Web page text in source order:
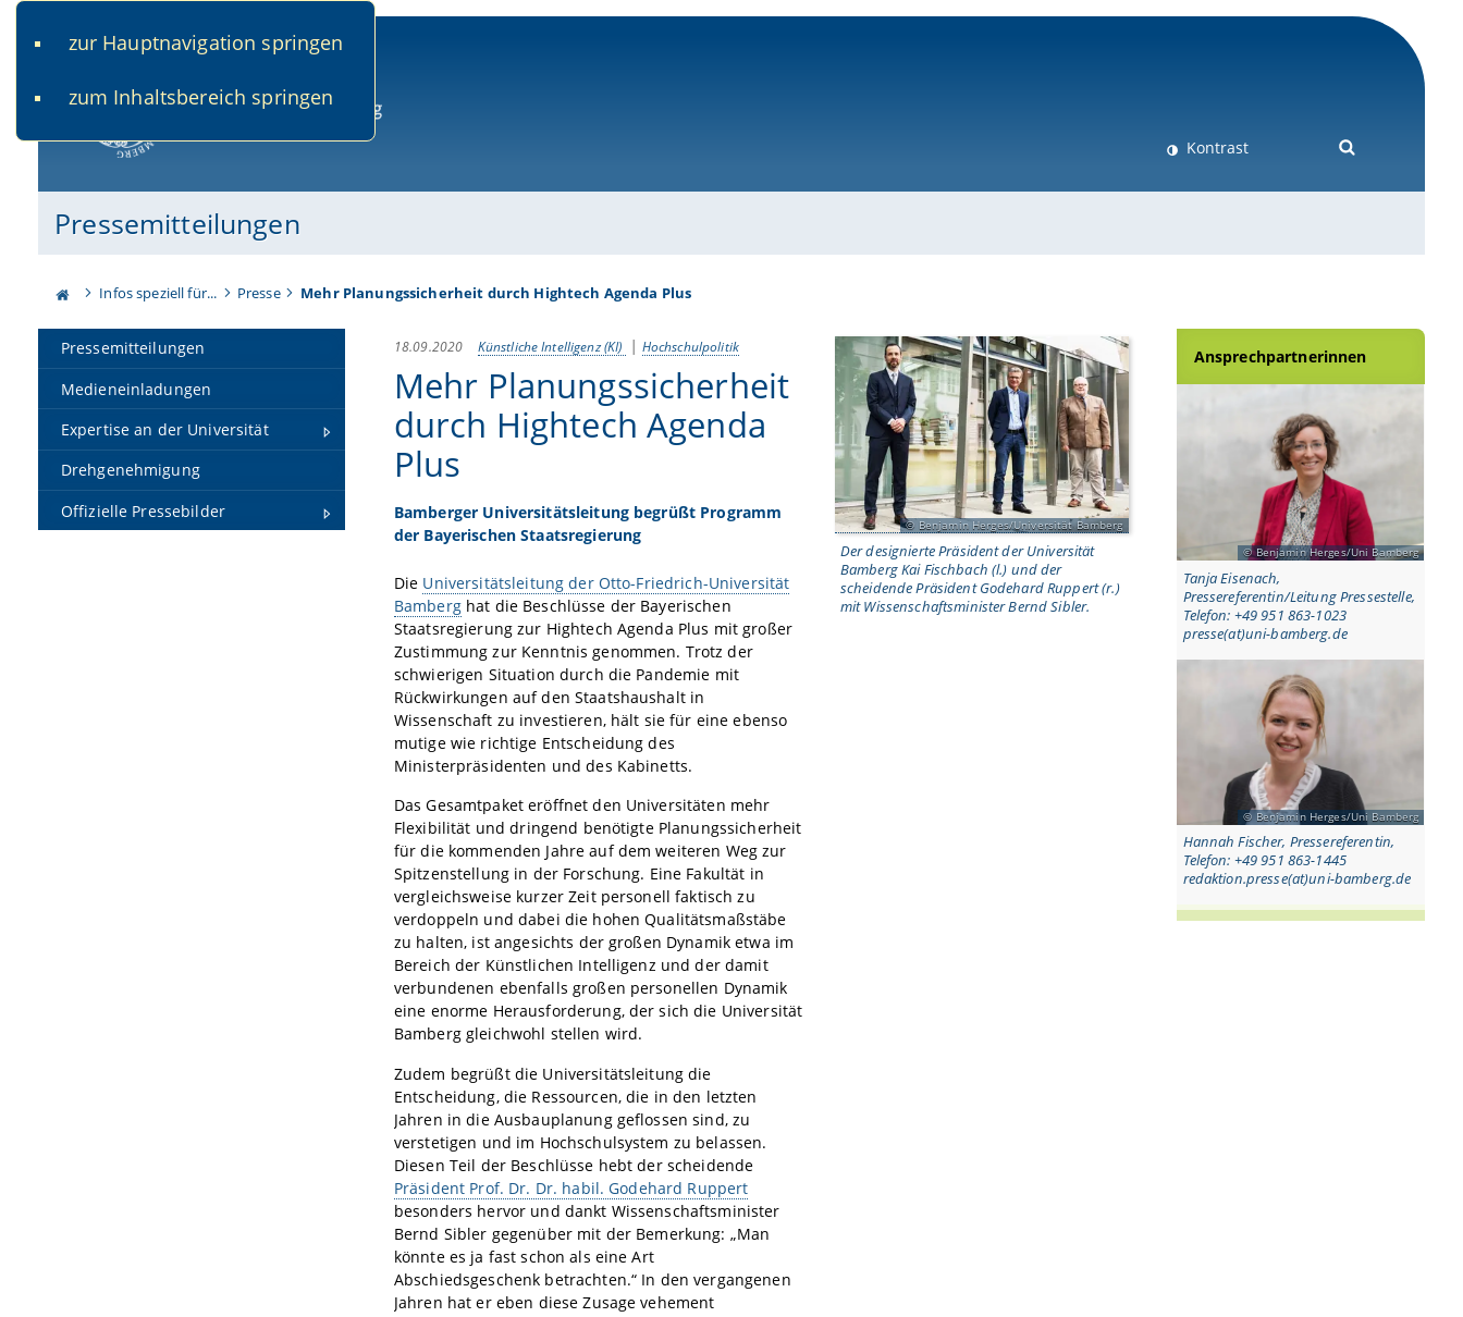
zur Hauptnavigation springen
zum Inhaltsbereich springen
Kontrast
Pressemitteilungen
Infos speziell für... Presse Mehr Planungssicherheit durch Hightech Agenda Plus
Pressemitteilungen
Medieneinladungen
Expertise an der Universität
Drehgenehmigung
Offizielle Pressebilder
Benjamin Herges/Universität Bamberg
Der designierte Präsident der Universität
Bamberg Kai Fischbach (l.) und der
scheidende Präsident Godehard Ruppert (r.)
mit Wissenschaftsminister Bernd Sibler.
18.09.2020 Künstliche Intelligenz (KI) Hochschulpolitik
Mehr Planungssicherheit
durch Hightech Agenda
Plus
Bamberger Universitätsleitung begrüßt Programm
der Bayerischen Staatsregierung
Die Universitätsleitung der Otto-Friedrich-Universität
Bamberghat die Beschlüsse der Bayerischen
Staatsregierung zur Hightech Agenda Plus mit großer
Zustimmung zur Kenntnis genommen. Trotz der
schwierigen Situation durch die Pandemie mit
Rückwirkungen auf den Staatshaushalt in
Wissenschaft zu investieren, hält sie für eine ebenso
mutige wie richtige Entscheidung des
Ministerpräsidenten und des Kabinetts.
Das Gesamtpaket eröffnet den Universitäten mehr
Flexibilität und dringend benötigte Planungssicherheit
für die kommenden Jahre auf dem weiteren Weg zur
Spitzenstellung in der Forschung. Eine Fakultät in
vergleichsweise kurzer Zeit personell faktisch zu
verdoppeln und dabei die hohen Qualitätsmaßstäbe
zu halten, ist angesichts der großen Dynamik etwa im
Bereich der Künstlichen Intelligenz und der damit
verbundenen ebenfalls großen personellen Dynamik
eine enorme Herausforderung, der sich die Universität
Bamberg gleichwohl stellen wird.
Zudem begrüßt die Universitätsleitung die
Entscheidung, die Ressourcen, die in den letzten
Jahren in die Ausbauplanung geflossen sind, zu
verstetigen und im Hochschulsystem zu belassen.
Diesen Teil der Beschlüsse hebt der scheidende
Präsident Prof. Dr. Dr. habil. Godehard Ruppert
besonders hervor und dankt Wissenschaftsminister
Bernd Sibler gegenüber mit der Bemerkung: „Man
könnte es ja fast schon als eine Art
Abschiedsgeschenk betrachten.“ In den vergangenen
Jahren hat er eben diese Zusage vehement
Ansprechpartnerinnen
Benjamin Herges/Uni Bamberg
Tanja Eisenach,
Pressereferentin/Leitung Pressestelle,
Telefon: +49 951 863-1023
presse(at)uni-bamberg.de
Benjamin Herges/Uni Bamberg
Hannah Fischer, Pressereferentin,
Telefon: +49 951 863-1445
redaktion.presse(at)uni-bamberg.de